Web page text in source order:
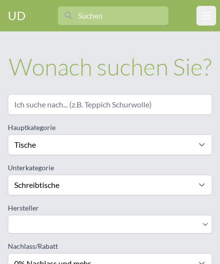
UD
Search
Wonach suchen Sie?
Hauptkategorie
Unterkategorie
Hersteller
Nachlass/Rabatt